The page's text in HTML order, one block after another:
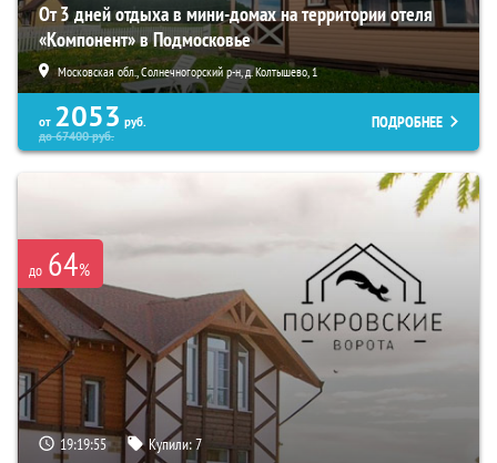
От 3 дней отдыха в мини-домах на территории отеля
«Компонент» в Подмосковье
Московская обл., Солнечногорский р-н, д. Колтышево, 1
от 2053 руб.
до67400руб.
ПОДРОБНЕЕ
до 64%
19:19:53 Купили:7